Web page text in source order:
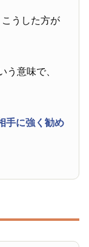
うした方が
う意味で、
手に強く勧め